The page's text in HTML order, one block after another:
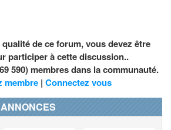
de ce forum, vous devez être
participer à cette discussion..
590) membres dans la communauté.
membre | Connectez vous